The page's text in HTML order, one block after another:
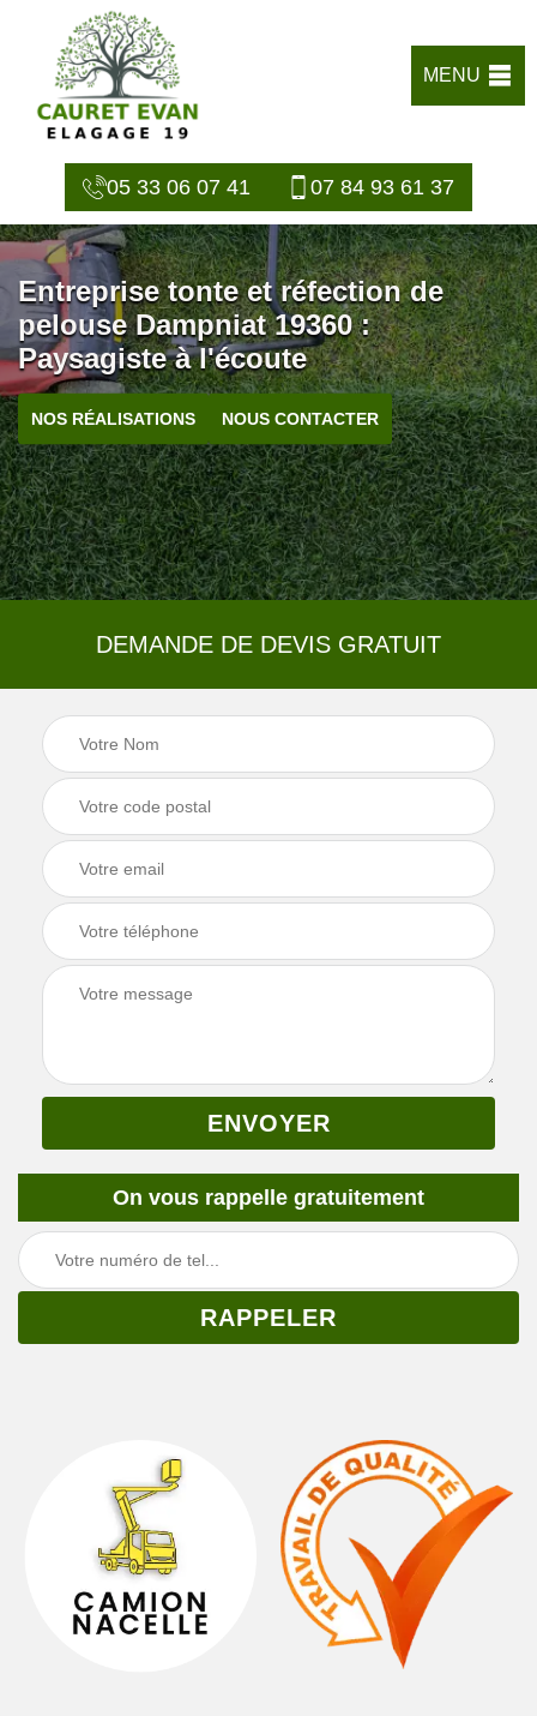
MENU
05 33 06 07 41 07 84 93 61 37
Entreprise tonte et réfection de
pelouse Dampniat 19360 :
Paysagiste à l'écoute
NOS RÉALISATIONS NOUS CONTACTER
DEMANDE DE DEVIS GRATUIT
On vous rappelle gratuitement